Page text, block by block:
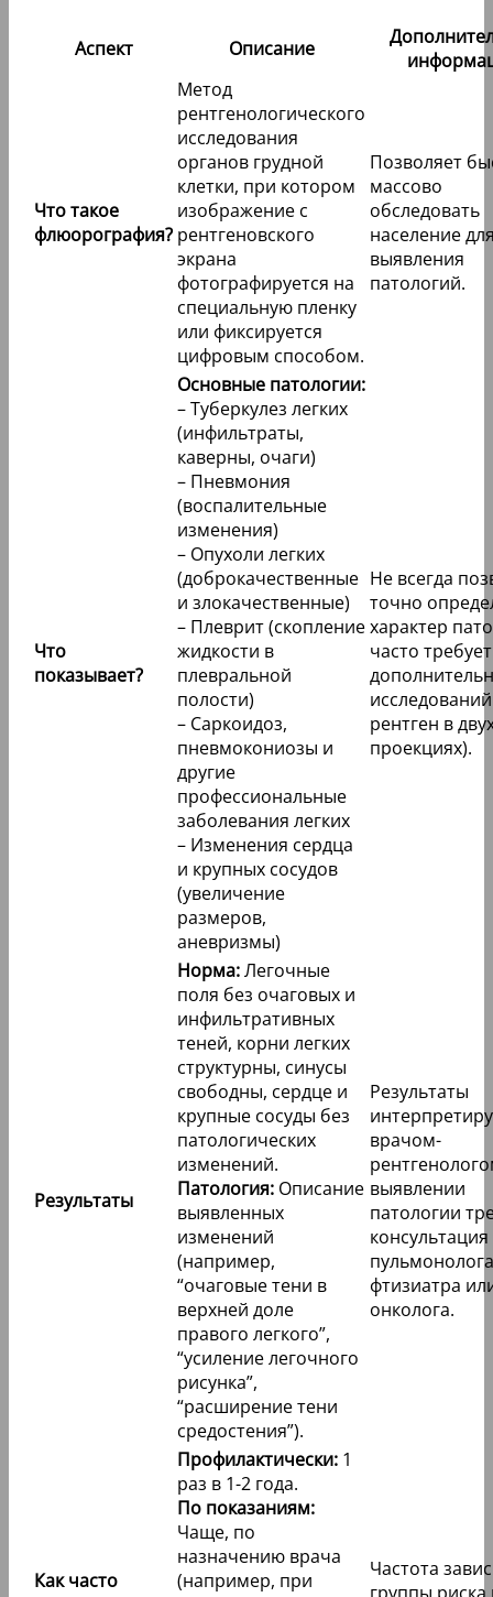
Аспект Описание
Что такое
флюорография?
Метод
рентгенологического
исследования
органов грудной
клетки, при котором
изображение с
рентгеновского
экрана
фотографируется на
специальную пленку
или фиксируется
цифровым способом.
Позволяет
массово
обследовать
население
выявления
патологий.
Что
показывает?
Основные патологии:
– Туберкулез легких
(инфильтраты,
каверны, очаги)
– Пневмония
(воспалительные
изменения)
– Опухоли легких
(доброкачественные
и злокачественные)
– Плеврит (скопление
жидкости в
плевральной
полости)
– Саркоидоз,
пневмокониозы и
другие
профессиональные
заболевания легких
– Изменения сердца
и крупных сосудов
(увеличение
размеров,
аневризмы)
Не всегда
точно
характер
часто требует
рентген в
проекциях).
Результаты
Норма:Легочные
поля без очаговых и
инфильтративных
теней, корни легких
структурны, синусы
свободны, сердце и
крупные сосуды без
патологических
изменений.
Патология: Описание
выявленных
изменений
(например,
“очаговые тени в
верхней доле
правого легкого”,
“усиление легочного
рисунка”,
“расширение тени
средостения”).
Результаты
врачом-
выявлении
патологии
консультация
фтизиатра
онколога.
Как часто
Профилактически: 1
раз в 1-2 года.
По показаниям:
Чаще, по
назначению врача
(например, при
Частота